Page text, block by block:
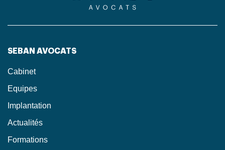
SEBAN AVOCATS
Cabinet
Equipes
Implantation
Actualités
Formations